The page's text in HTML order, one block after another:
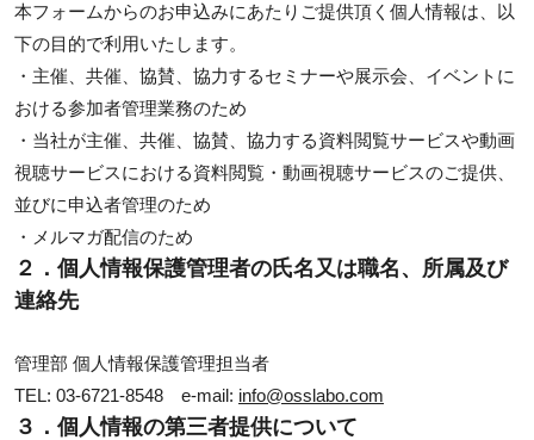
本フォームからのお申込みにあたりご提供頂く個人情報は、以
下の目的で利用いたします。
・主催、共催、協賛、協力するセミナーや展示会、イベントに
おける参加者管理業務のため
・当社が主催、共催、協賛、協力する資料閲覧サービスや動画
視聴サービスにおける資料閲覧・動画視聴サービスのご提供、
並びに申込者管理のため
・メルマガ配信のため
２．個人情報保護管理者の氏名又は職名、所属及び
連絡先
管理部 個人情報保護管理担当者
TEL: 03-6721-8548 e-mail: info@osslabo.com
３．個人情報の第三者提供について